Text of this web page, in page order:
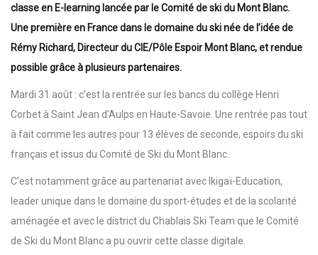
classe en E-learning lancée par le Comité de ski du Mont Blanc.
Une première en France dans le domaine du ski née de l’idée de
Rémy Richard, Directeur du CIE/Pôle Espoir Mont Blanc, et rendue
possible grâce à plusieurs partenaires.
Mardi 31 août : c’est la rentrée sur les bancs du collège Henri
Corbet à Saint Jean d’Aulps en Haute-Savoie. Une rentrée pas tout
à fait comme les autres pour 13 élèves de seconde, espoirs du ski
français et issus du Comité de Ski du Mont Blanc.
C’est notamment grâce au partenariat avec Ikigaï-Education,
leader unique dans le domaine du sport-études et de la scolarité
aménagée et avec le district du Chablais Ski Team que le Comité
de Ski du Mont Blanc a pu ouvrir cette classe digitale.